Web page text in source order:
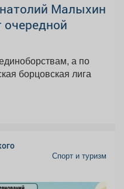
Малыхин
очередной
а по
борцовская лига
Спорт и туризм